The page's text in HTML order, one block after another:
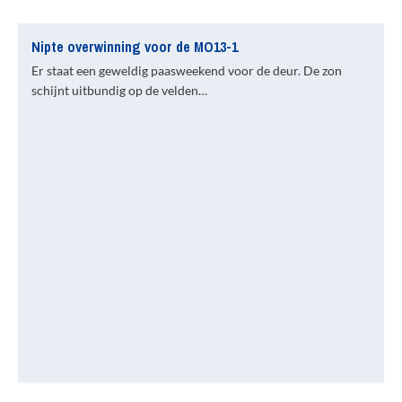
Nipte overwinning voor de MO13-1
Er staat een geweldig paasweekend voor de deur. De zon
schijnt uitbundig op de velden…